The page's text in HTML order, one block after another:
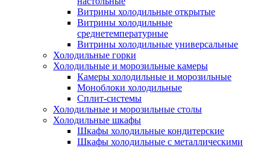
Витрины холодильные открытые
Витрины холодильные
среднетемпературные
Витрины холодильные универсальные
Холодильные горки
Холодильные и морозильные камеры
Камеры холодильные и морозильные
Моноблоки холодильные
Сплит-системы
Холодильные и морозильные столы
Холодильные шкафы
Шкафы холодильные кондитерские
Шкафы холодильные с металлическими